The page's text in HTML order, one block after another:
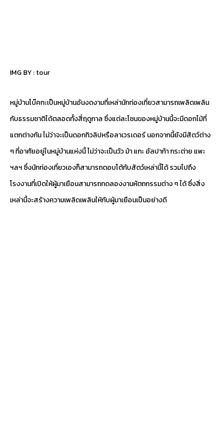
IMG BY :tour
หมู่บ้านโบ๊คกะเป็นหมู่บ้านอันงดงามที่เหล่านักท่องเที่ยวสามารถเพลิดเพลิน
กับธรรมชาติได้ตลอดทั้งสี่ฤดูกาล ซึ่งแต่ละโซนของหมู่บ้านนี้จะมีดอกไม้ที่
แตกต่างกัน ไม่ว่าจะเป็นดอกทิวลิปหรือลาเวรเดอร์ นอกจากนี้ยังมีสัตว์ต่าง
ๆ ที่อาศัยอยู่ในหมู่บ้านแห่งนี้ ไม่ว่าจะเป็นวัว ม้า แกะ อัลปาก้า กระต่าย แพะ
ฯลฯ ซึ่งนักท่องเที่ยวเองก็สามารถตอบโต้กับสัตว์เหล่านี้ได้ รวมไปถึง
โรงงานที่เปิดให้ผู้มาเยือนสามารถทดลองงานหัตถกรรมต่าง ๆ ได้ ซึ่งสิ่ง
เหล่านี้จะสร้างความเพลิดเพลินให้กับผู้มาเยือนเป็นอย่างดี